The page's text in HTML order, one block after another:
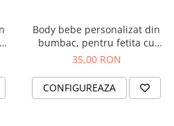
Body bebe personalizat din
bumbac, pentru fetita cu
nume si inima, cadou pentru
35,00 RON
CONFIGUREAZA